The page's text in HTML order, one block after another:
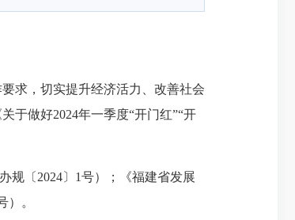
求，切实提升经济活力、改善社会
于做好2024年一季度“开门红”“开
〔2024〕1号）；《福建省发展
）。